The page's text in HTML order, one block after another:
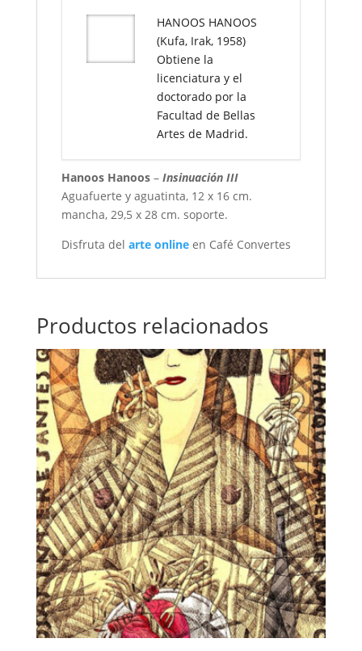
HANOOS HANOOS
(Kufa, Irak, 1958)
Obtiene la
licenciatura y el
doctorado por la
Facultad de Bellas
Artes de Madrid.
Hanoos Hanoos– Insinuación III
Aguafuerte y aguatinta, 12 x 16 cm.
mancha, 29,5 x 28 cm. soporte.
Disfruta del arte onlineen Café Convertes
Productos relacionados